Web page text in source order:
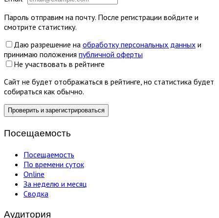
Пароль отправим на почту. После регистрации войдите и
смотрите статистику.
Даю разрешение на обработку персональных данных и
принимаю положения публичной оферты
Не участвовать в рейтинге
Сайт не будет отображаться в рейтинге, но статистика будет
собираться как обычно.
Проверить и зарегистрироваться
Посещаемость
Посещаемость
По времени суток
Online
За неделю и месяц
Сводка
Аудитория